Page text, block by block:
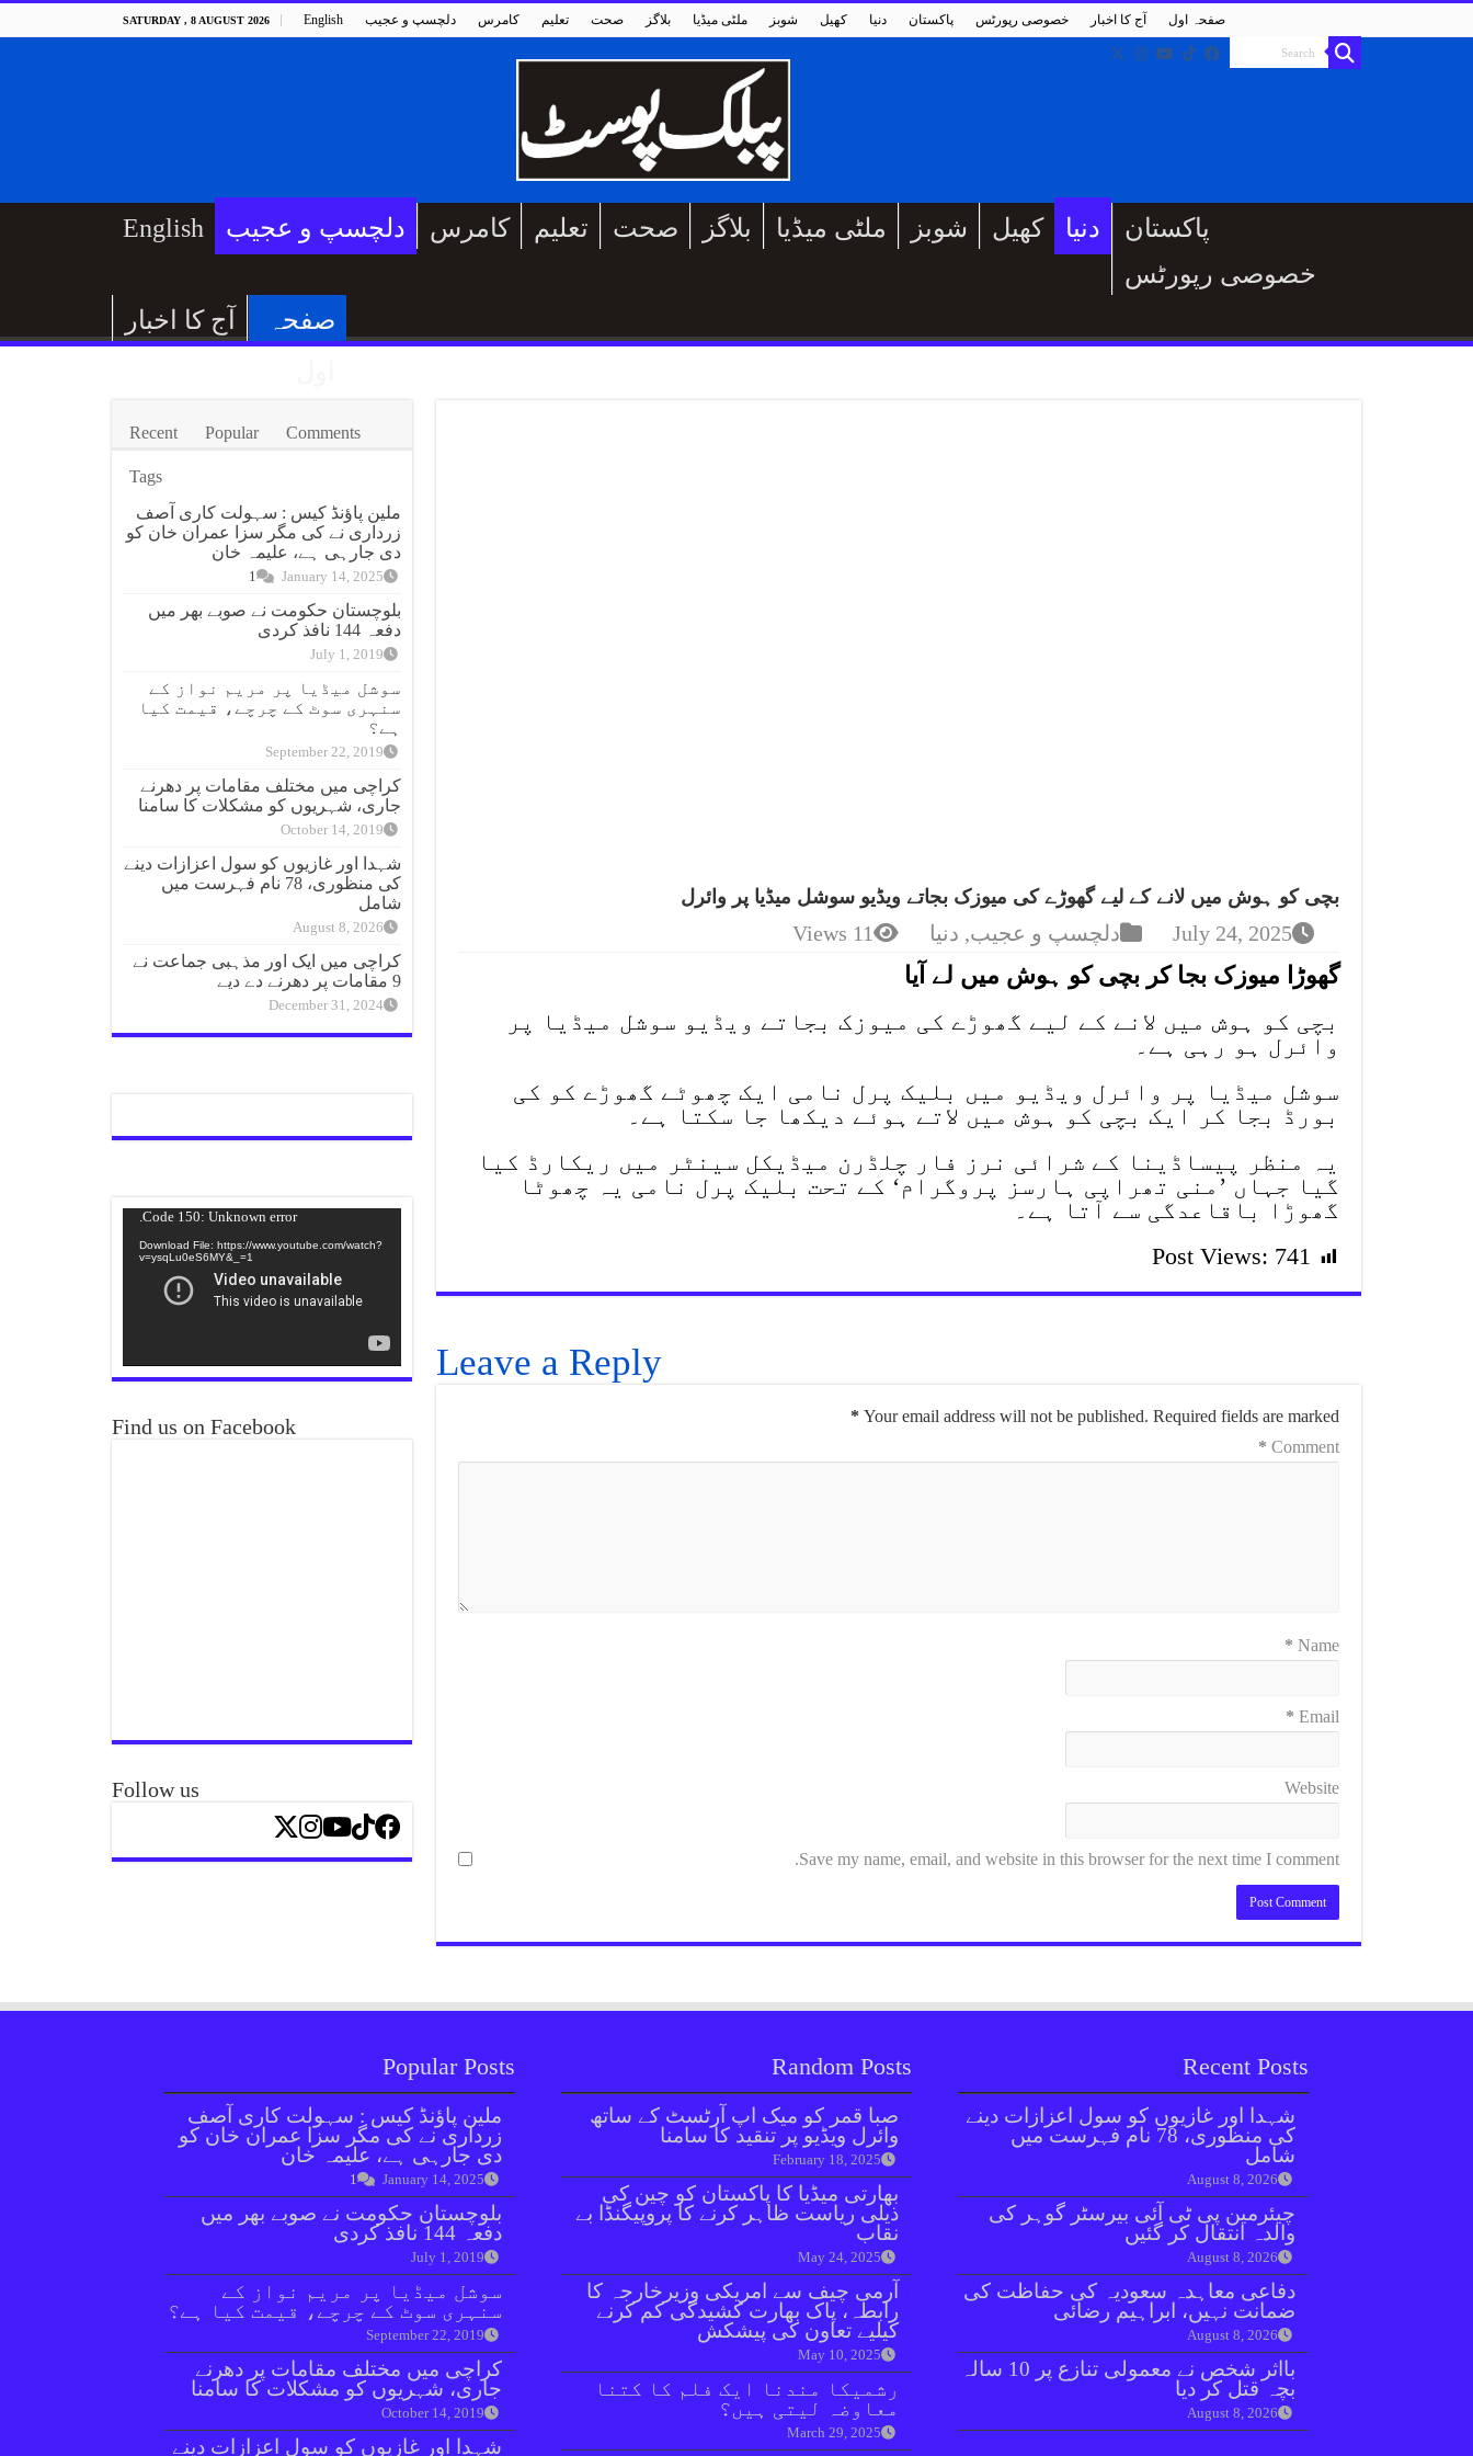
SATURDAY , 8 AUGUST 2026 English دلچسپ و عجیب کامرس تعلیم صحت بلاگز ملٹی میڈیا شوبز کھیل دنیا پاکستان خصوصی رپورٹس آج کا اخبار صفحہ اول
English دلچسپ و عجیب کامرس تعلیم صحت بلاگز ملٹی میڈیا شوبز کھیل دنیا
پاکستان
خصوصی رپورٹس
آج کا اخبار
صفحہ
بچی کو ہوش میں لانے کے لیے گھوڑے کی میوزک بجاتے ویڈیو سوشل میڈیا پر وائرل
July 24, 2025 دلچسپ و عجیب, دنیا 11 Views
گھوڑا میوزک بجا کر بچی کو ہوش میں لے آیا
بچی کو ہوش میں لانے کے لیے گھوڑے کی میوزک بجاتے ویڈیو سوشل میڈیا پر
وائرل ہو رہی ہے۔
سوشل میڈیا پر وائرل ویڈیو میں بلیک پرل نامی ایک چھوٹے گھوڑے کو کی
بورڈ بجا کر ایک بچی کو ہوش میں لاتے ہوئے دیکھا جا سکتا ہے۔
یہ منظر پیساڈینا کے شرائی نرز فار چلڈرن میڈیکل سینٹر میں ریکارڈ کیا
گیا جہاں ’منی تھراپی ہارسز پروگرام‘ کے تحت بلیک پرل نامی یہ چھوٹا
گھوڑا باقاعدگی سے آتا ہے۔
Post Views: 741
Leave a Reply
Your email address will not be published. Required fields are marked
*
Comment
*
Name
*
Email
*
Website
Save my name, email, and website in this browser for the next time I comment.
Recent Popular Comments
Tags
ملین پاؤنڈ کیس : سہولت کاری آصف
زرداری نے کی مگر سزا عمران خان کو
دی جارہی ہے، علیمہ خان
January 14, 2025
1
بلوچستان حکومت نے صوبے بھر میں
دفعہ 144 نافذ کردی
July 1, 2019
سوشل میڈیا پر مریم نواز کے
سنہری سوٹ کے چرچے، قیمت کیا
ہے؟
September 22, 2019
کراچی میں مختلف مقامات پر دھرنے
جاری، شہریوں کو مشکلات کا سامنا
October 14, 2019
شہدا اور غازیوں کو سول اعزازات دینے
کی منظوری، 78 نام فہرست میں
شامل
August 8, 2026
کراچی میں ایک اور مذہبی جماعت نے
9 مقامات پر دھرنے دے دیے
December 31, 2024
Code 150: Unknown error.
Download File: https://www.youtube.com/watch?
v=ysqLu0eS6MY&_=1
Find us on Facebook
Follow us
Popular Posts
ملین پاؤنڈ کیس : سہولت کاری آصف
زرداری نے کی مگر سزا عمران خان کو
دی جارہی ہے، علیمہ خان
January 14, 2025
1
بلوچستان حکومت نے صوبے بھر میں
دفعہ 144 نافذ کردی
July 1, 2019
سوشل میڈیا پر مریم نواز کے
سنہری سوٹ کے چرچے، قیمت کیا ہے؟
September 22, 2019
کراچی میں مختلف مقامات پر دھرنے
جاری، شہریوں کو مشکلات کا سامنا
October 14, 2019
شہدا اور غازیوں کو سول اعزازات دینے
Random Posts
صبا قمر کو میک اپ آرٹسٹ کے ساتھ
وائرل ویڈیو پر تنقید کا سامنا
February 18, 2025
بھارتی میڈیا کا پاکستان کو چین کی
ذیلی ریاست ظاہر کرنے کا پروپیگنڈا بے
نقاب
May 24, 2025
آرمی چیف سے امریکی وزیرخارجہ کا
رابطہ، پاک بھارت کشیدگی کم کرنے
کیلیے تعاون کی پیشکش
May 10, 2025
رشمیکا مندنا ایک فلم کا کتنا
معاوضہ لیتی ہیں؟
March 29, 2025
Recent Posts
شہدا اور غازیوں کو سول اعزازات دینے
کی منظوری، 78 نام فہرست میں
شامل
August 8, 2026
چیئرمین پی ٹی آئی بیرسٹر گوہر کی
والدہ انتقال کر گئیں
August 8, 2026
دفاعی معاہدہ سعودیہ کی حفاظت کی
ضمانت نہیں، ابراہیم رضائی
August 8, 2026
بااثر شخص نے معمولی تنازع پر 10 سالہ
بچہ قتل کر دیا
August 8, 2026